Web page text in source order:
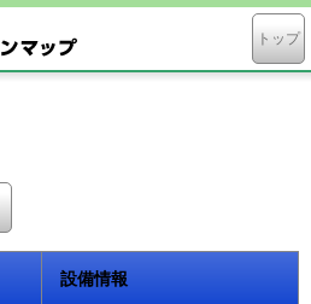
トップ
設備情報